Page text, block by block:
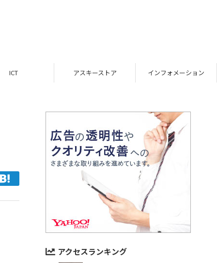
ICT アスキーストア インフォメーション
アクセスランキング